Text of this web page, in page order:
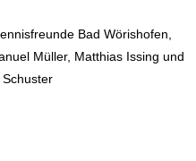
Bad Wörishofen,
Müller, Matthias Issing und